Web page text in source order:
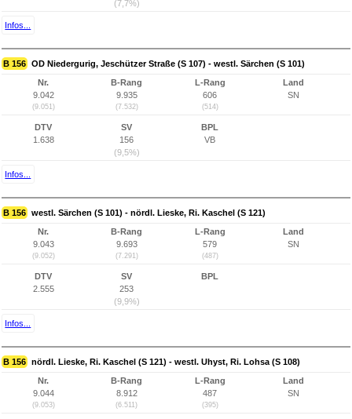
(7,7%)
Infos...
B 156 OD Niedergurig, Jeschützer Straße (S 107) - westl. Särchen (S 101)
Nr.
9.042
(9.051)
B-Rang
9.935
(7.532)
L-Rang
606
(514)
Land
SN
DTV
1.638
SV
156
(9,5%)
BPL
VB
Infos...
B 156 westl. Särchen (S 101) - nördl. Lieske, Ri. Kaschel (S 121)
Nr.
9.043
(9.052)
B-Rang
9.693
(7.291)
L-Rang
579
(487)
Land
SN
DTV
2.555
SV
253
(9,9%)
BPL
Infos...
B 156 nördl. Lieske, Ri. Kaschel (S 121) - westl. Uhyst, Ri. Lohsa (S 108)
Nr.
9.044
(9.053)
B-Rang
8.912
(6.511)
L-Rang
487
(395)
Land
SN